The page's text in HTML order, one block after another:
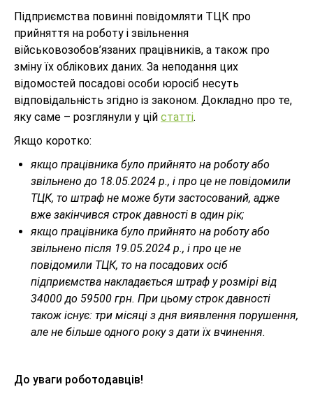
Підприємства повинні повідомляти ТЦК про
прийняття на роботу і звільнення
військовозобов’язаних працівників, а також про
зміну їх облікових даних. За неподання цих
відомостей посадові особи юросіб несуть
відповідальність згідно із законом. Докладно про те,
яку саме – розглянули у цій статті.
Якщо коротко:
якщо працівника було прийнято на роботу або
звільнено до 18.05.2024 р., і про це не повідомили
ТЦК, то штраф не може бути застосований, адже
вже закінчився строк давності в один рік;
якщо працівника було прийнято на роботу або
звільнено після 19.05.2024 р., і про це не
повідомили ТЦК, то на посадових осіб
підприємства накладається штраф у розмірі від
34000 до 59500 грн. При цьому строк давності
також існує: три місяці з дня виявлення порушення,
але не більше одного року з дати їх вчинення.
До уваги роботодавців!